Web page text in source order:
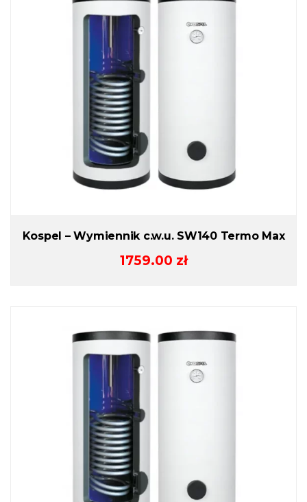
Kospel – Wymiennik c.w.u. SW140 Termo Max
1759.00 zł